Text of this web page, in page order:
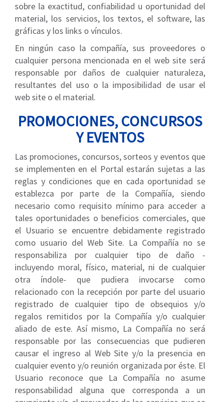
sobre la exactitud, confiabilidad u oportunidad del
material, los servicios, los textos, el software, las
gráficas y los links o vínculos.
En ningún caso la compañía, sus proveedores o
cualquier persona mencionada en el web site será
responsable por daños de cualquier naturaleza,
resultantes del uso o la imposibilidad de usar el
web site o el material.
PROMOCIONES, CONCURSOS
Y EVENTOS
Las promociones, concursos, sorteos y eventos que
se implementen en el Portal estarán sujetas a las
reglas y condiciones que en cada oportunidad se
establezca por parte de la Compañía, siendo
necesario como requisito mínimo para acceder a
tales oportunidades o beneficios comerciales, que
el Usuario se encuentre debidamente registrado
como usuario del Web Site. La Compañía no se
responsabiliza por cualquier tipo de daño -
incluyendo moral, físico, material, ni de cualquier
otra índole- que pudiera invocarse como
relacionado con la recepción por parte del usuario
registrado de cualquier tipo de obsequios y/o
regalos remitidos por la Compañía y/o cualquier
aliado de este. Así mismo, La Compañía no será
responsable por las consecuencias que pudieren
causar el ingreso al Web Site y/o la presencia en
cualquier evento y/o reunión organizada por éste. El
Usuario reconoce que La Compañía no asume
responsabilidad alguna que corresponda a un